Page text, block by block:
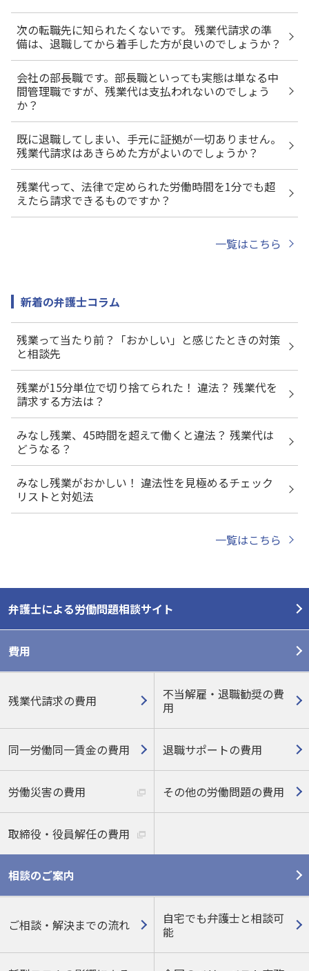
次の転職先に知られたくないです。 残業代請求の準
備は、退職してから着手した方が良いのでしょうか？
会社の部長職です。部長職といっても実態は単なる中
間管理職ですが、残業代は支払われないのでしょう
か？
既に退職してしまい、手元に証拠が一切ありません。
残業代請求はあきらめた方がよいのでしょうか？
残業代って、法律で定められた労働時間を1分でも超
えたら請求できるものですか？
一覧はこちら
新着の弁護士コラム
残業って当たり前？「おかしい」と感じたときの対策
と相談先
残業が15分単位で切り捨てられた！ 違法？ 残業代を
請求する方法は？
みなし残業、45時間を超えて働くと違法？ 残業代は
どうなる？
みなし残業がおかしい！ 違法性を見極めるチェック
リストと対処法
一覧はこちら
弁護士による労働問題相談サイト
費用
残業代請求の費用
不当解雇・退職勧奨の費
用
同一労働同一賃金の費用 退職サポートの費用
労働災害の費用 その他の労働問題の費用
取締役・役員解任の費用
相談のご案内
ご相談・解決までの流れ
自宅でも弁護士と相談可
能